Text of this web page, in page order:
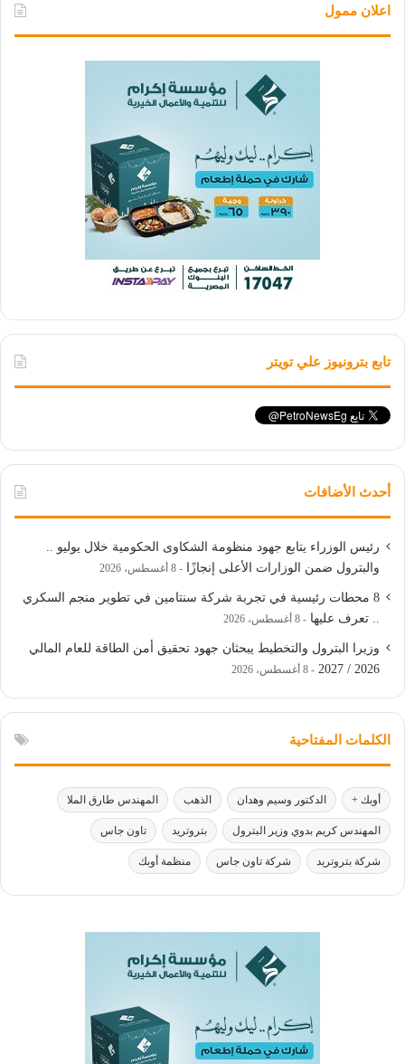
اعلان ممول
تابع بترونيوز علي تويتر
أحدث الأضافات
رئيس الوزراء يتابع جهود منظومة الشكاوى الحكومية خلال يوليو ..
والبترول ضمن الوزارات الأعلى إنجازًا
8 أغسطس، 2026
8 محطات رئيسية في تجربة شركة سنتامين في تطوير منجم السكري
.. تعرف عليها
8 أغسطس، 2026
وزيرا البترول والتخطيط يبحثان جهود تحقيق أمن الطاقة للعام المالي
2026 / 2027
8 أغسطس، 2026
الكلمات المفتاحية
أوبك + الدكتور وسيم وهدان الذهب المهندس طارق الملا
المهندس كريم بدوي وزير البترول بتروتريد تاون جاس
شركة بتروتريد شركة تاون جاس منظمة أوبك